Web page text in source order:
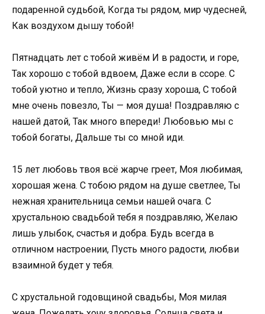
подаренной судьбой, Когда ты рядом, мир чудесней,
Как воздухом дышу тобой!
Пятнадцать лет с тобой живём И в радости, и горе,
Так хорошо с тобой вдвоем, Даже если в ссоре. С
тобой уютно и тепло, Жизнь сразу хороша, С тобой
мне очень повезло, Ты — моя душа! Поздравляю с
нашей датой, Так много впереди! Любовью мы с
тобой богаты, Дальше ты со мной иди.
15 лет любовь твоя всё жарче греет, Моя любимая,
хорошая жена. С тобою рядом на душе светлее, Ты
нежная хранительница семьи нашей очага. С
хрустальною свадьбой тебя я поздравляю, Желаю
лишь улыбок, счастья и добра. Будь всегда в
отличном настроении, Пусть много радости, любви
взаимной будет у тебя.
С хрустальной годовщиной свадьбы, Моя милая